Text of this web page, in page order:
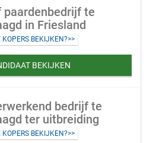
paardenbedrijf te
in Friesland
KOPERS BEKIJKEN?>>
BEKIJKEN
bedrijf te
ter uitbreiding
KOPERS BEKIJKEN?>>